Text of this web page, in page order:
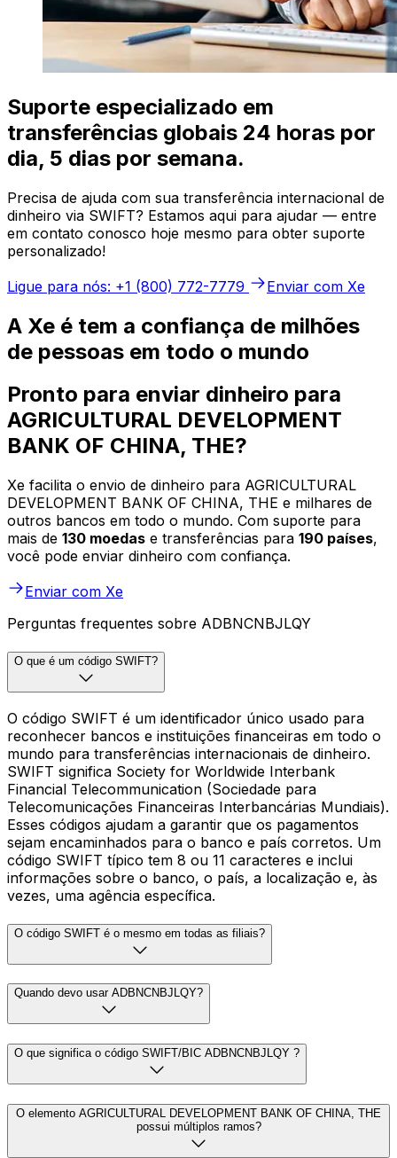
Suporte especializado em
transferências globais 24 horas por
dia, 5 dias por semana.
Precisa de ajuda com sua transferência internacional de
dinheiro via SWIFT? Estamos aqui para ajudar — entre
em contato conosco hoje mesmo para obter suporte
personalizado!
Ligue para nós: +1 (800) 772-7779
Enviar com Xe
A Xe é tem a confiança de milhões
de pessoas em todo o mundo
Pronto para enviar dinheiro para
AGRICULTURAL DEVELOPMENT
BANK OF CHINA, THE?
Xe facilita o envio de dinheiro para AGRICULTURAL
DEVELOPMENT BANK OF CHINA, THE e milhares de
outros bancos em todo o mundo. Com suporte para
mais de 130 moedas e transferências para 190 países,
você pode enviar dinheiro com confiança.
Enviar com Xe
Perguntas frequentes sobre ADBNCNBJLQY
O que é um código SWIFT?
O código SWIFT é um identificador único usado para
reconhecer bancos e instituições financeiras em todo o
mundo para transferências internacionais de dinheiro.
SWIFT significa Society for Worldwide Interbank
Financial Telecommunication (Sociedade para
Telecomunicações Financeiras Interbancárias Mundiais).
Esses códigos ajudam a garantir que os pagamentos
sejam encaminhados para o banco e país corretos. Um
código SWIFT típico tem 8 ou 11 caracteres e inclui
informações sobre o banco, o país, a localização e, às
vezes, uma agência específica.
O código SWIFT é o mesmo em todas as filiais?
Quando devo usar ADBNCNBJLQY?
O que significa o código SWIFT/BIC ADBNCNBJLQY ?
O elemento AGRICULTURAL DEVELOPMENT BANK OF CHINA, THE
possui múltiplos ramos?